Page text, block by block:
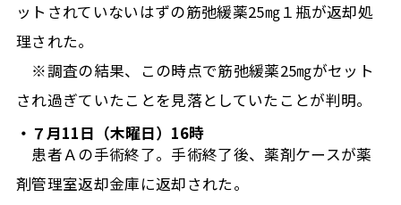
ットされていないはずの筋弛緩薬25㎎１瓶が返却処
理された。
※調査の結果、この時点で筋弛緩薬25㎎がセット
され過ぎていたことを見落としていたことが判明。
・７月11日（木曜日）16時
患者Ａの手術終了。手術終了後、薬剤ケースが薬
剤管理室返却金庫に返却された。